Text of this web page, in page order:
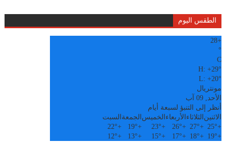
الطقس اليوم
+
28
°
C
H:+29°
L:+20°
مونتريال
الأحد, 09 آب
أنظر إلى التنبؤ لسبعة أيام
الاثنين الثلاثاء الأربعاء الخميس الجمعة السبت
+
25°
+
27°
+
26°
+
23°
+
19°
+
22°
+
19°
+
18°
+
17°
+
15°
+
13°
+
12°